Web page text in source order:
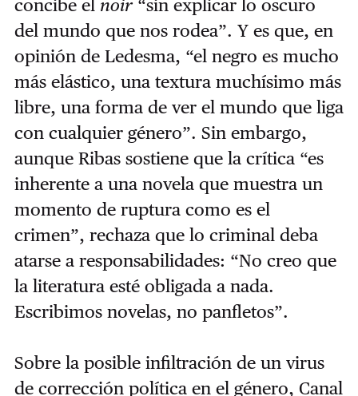
concibe el noir“sin explicar lo oscuro
del mundo que nos rodea”. Y es que, en
opinión de Ledesma, “el negro es mucho
más elástico, una textura muchísimo más
libre, una forma de ver el mundo que liga
con cualquier género”. Sin embargo,
aunque Ribas sostiene que la crítica “es
inherente a una novela que muestra un
momento de ruptura como es el
crimen”, rechaza que lo criminal deba
atarse a responsabilidades: “No creo que
la literatura esté obligada a nada.
Escribimos novelas, no panfletos”.
Sobre la posible infiltración de un virus
de corrección política en el género, Canal